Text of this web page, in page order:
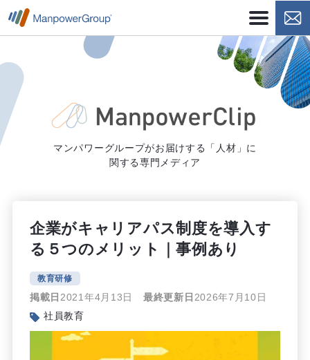
マンパワーグループがお届けする「人材」に
関する専門メディア
企業がキャリアパス制度を導入す
る５つのメリット｜事例あり
教育研修
掲載日 2021年4月13日 最終更新日 2026年7月10日
社員教育